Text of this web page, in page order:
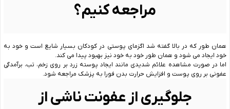
مراجعه کنیم؟
همان طور که در بالا گفته شد اگزمای پوستی در کودکان بسیار شایع است و خود به
خود ایجاد می شود و همان طور خود به خود نیز بهبود پیدا می کند.
اما در صورت مشاهده علائم شدیدی مانند ایجاد پوسته زرد بر روی زخم، تب، برآمدگی
عفونی بر روی پوست و افزایش حرارت بدن فورا به پزشک مراجعه شود.
جلوگیری از عفونت ناشی از